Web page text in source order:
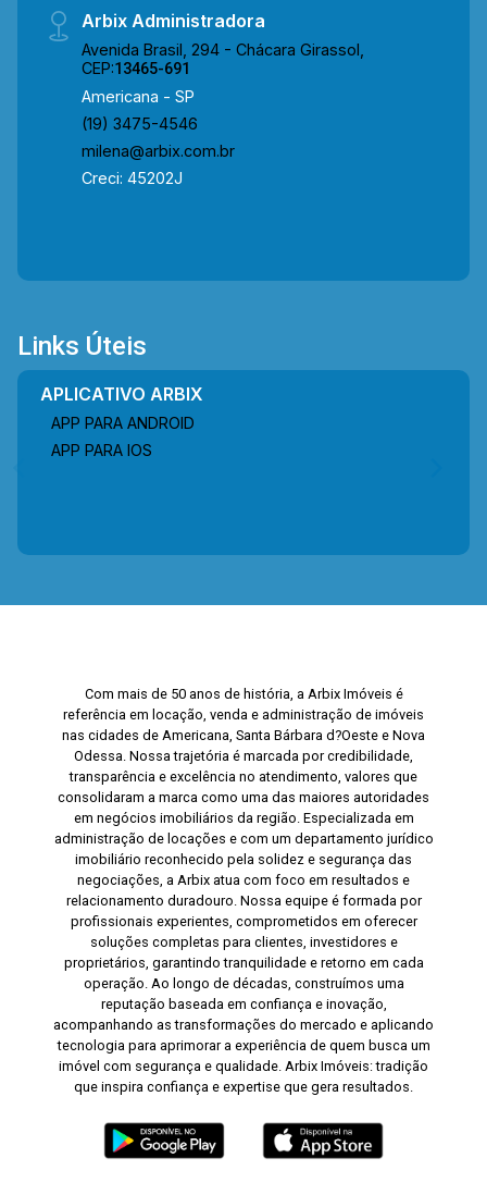
Arbix Administradora
Avenida Brasil, 294 - Chácara Girassol,
CEP:13465-691
Americana - SP
(19) 3475-4546
milena@arbix.com.br
Creci: 45202J
Links Úteis
APLICATIVO ARBIX
APP PARA ANDROID
APP PARA IOS
Com mais de 50 anos de história, a Arbix Imóveis é
referência em locação, venda e administração de imóveis
nas cidades de Americana, Santa Bárbara d?Oeste e Nova
Odessa. Nossa trajetória é marcada por credibilidade,
transparência e excelência no atendimento, valores que
consolidaram a marca como uma das maiores autoridades
em negócios imobiliários da região. Especializada em
administração de locações e com um departamento jurídico
imobiliário reconhecido pela solidez e segurança das
negociações, a Arbix atua com foco em resultados e
relacionamento duradouro. Nossa equipe é formada por
profissionais experientes, comprometidos em oferecer
soluções completas para clientes, investidores e
proprietários, garantindo tranquilidade e retorno em cada
operação. Ao longo de décadas, construímos uma
reputação baseada em confiança e inovação,
acompanhando as transformações do mercado e aplicando
tecnologia para aprimorar a experiência de quem busca um
imóvel com segurança e qualidade. Arbix Imóveis: tradição
que inspira confiança e expertise que gera resultados.